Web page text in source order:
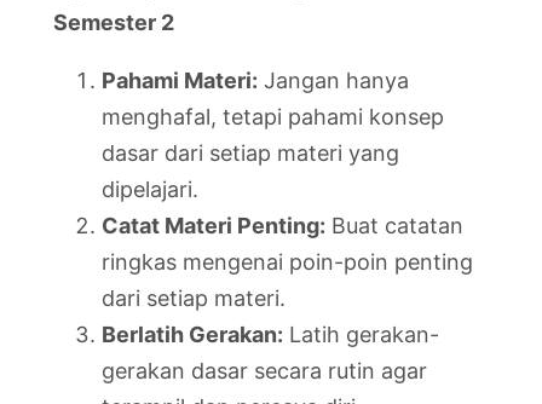
Semester 2
Pahami Materi: Jangan hanya
menghafal, tetapi pahami konsep
dasar dari setiap materi yang
dipelajari.
Catat Materi Penting: Buat catatan
ringkas mengenai poin-poin penting
dari setiap materi.
Berlatih Gerakan: Latih gerakan-
gerakan dasar secara rutin agar